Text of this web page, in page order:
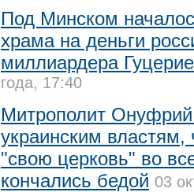
Под Минском
храма на деньги
миллиардера
года, 17:40
Митрополит
украинским властям,
"свою церковь" во
кончались бедой 03